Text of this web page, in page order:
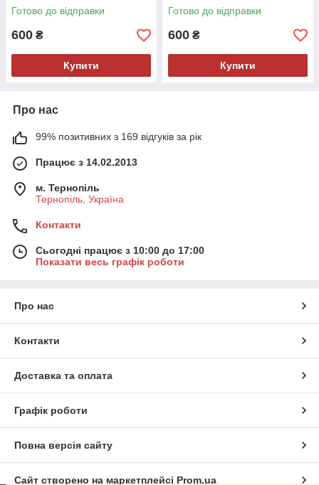
Готово до відправки
600 ₴
Купити
Готово до відправки
600 ₴
Купити
Про нас
99% позитивних з 169 відгуків за рік
Працює з 14.02.2013
м. Тернопіль
Тернопіль, Україна
Контакти
Сьогодні працює з 10:00 до 17:00
Показати весь графік роботи
Про нас
Контакти
Доставка та оплата
Графік роботи
Повна версія сайту
Сайт створено на маркетплейсі Prom.ua